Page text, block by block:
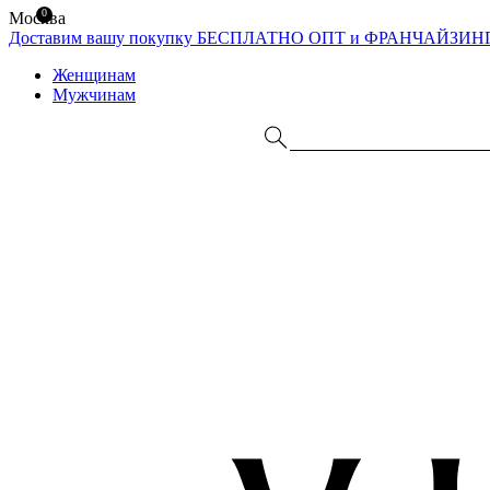
Москва
Доставим вашу покупку БЕСПЛАТНО ОПТ и
Женщинам
Мужчинам
0